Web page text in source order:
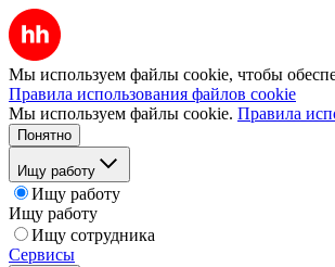
Мы используем файлы cookie, чтобы
Правила использования файлов cookie
Мы используем файлы cookie. Правила
Понятно
Ищу работу
Ищу работу
Ищу работу
Ищу сотрудника
Сервисы